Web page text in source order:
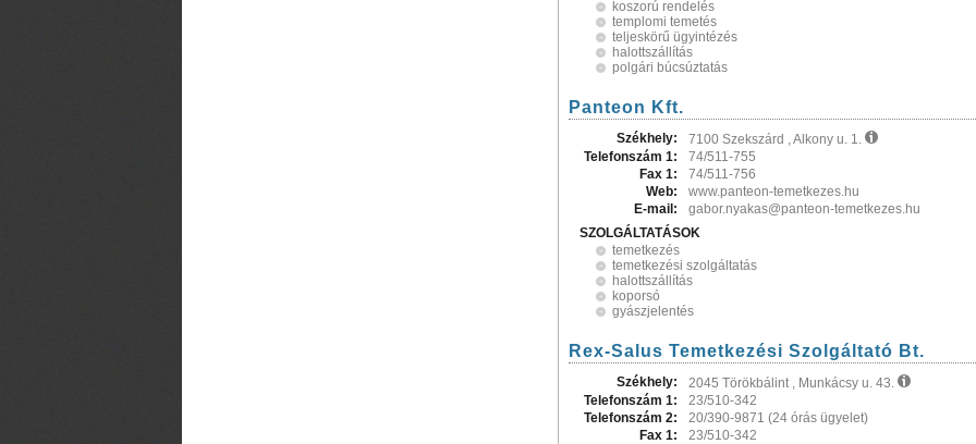
koszorú rendelés
templomi temetés
teljeskörű ügyintézés
halottszállítás
polgári búcsúztatás
Panteon Kft.
Székhely:
7100 Szekszárd , Alkony u. 1.
Telefonszám 1:
74/511-755
Fax 1:
74/511-756
Web:
www.panteon-temetkezes.hu
E-mail:
gabor.nyakas@panteon-temetkezes.hu
SZOLGÁLTATÁSOK
temetkezés
temetkezési szolgáltatás
halottszállítás
koporsó
gyászjelentés
Rex-Salus Temetkezési Szolgáltató Bt.
Székhely:
2045 Törökbálint , Munkácsy u. 43.
Telefonszám 1:
23/510-342
Telefonszám 2:
20/390-9871 (24 órás ügyelet)
Fax 1:
23/510-342